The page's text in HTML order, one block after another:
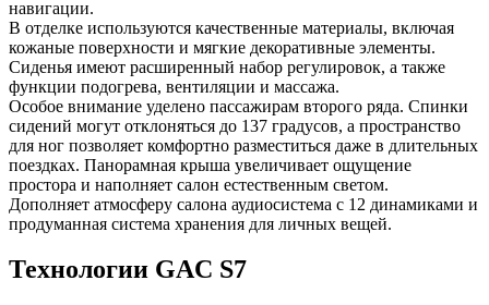
навигации.
В отделке используются качественные материалы, включая
кожаные поверхности и мягкие декоративные элементы.
Сиденья имеют расширенный набор регулировок, а также
функции подогрева, вентиляции и массажа.
Особое внимание уделено пассажирам второго ряда. Спинки
сидений могут отклоняться до 137 градусов, а пространство
для ног позволяет комфортно разместиться даже в длительных
поездках. Панорамная крыша увеличивает ощущение
простора и наполняет салон естественным светом.
Дополняет атмосферу салона аудиосистема с 12 динамиками и
продуманная система хранения для личных вещей.
Технологии GAC S7